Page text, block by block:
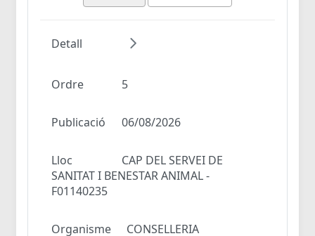
Detall
Ordre 5
Publicació 06/08/2026
Lloc
CAP DEL SERVEI DE
SANITAT I BENESTAR ANIMAL -
F01140235
Organisme
CONSELLERIA